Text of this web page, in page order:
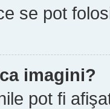
se pot
imagini?
pot fi